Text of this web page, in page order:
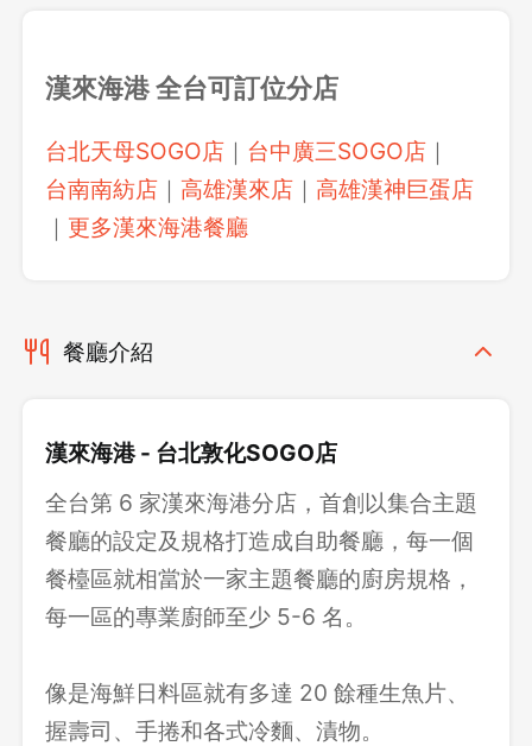
漢來海港 全台可訂位分店
台北天母SOGO店 ｜ 台中廣三SOGO店 ｜
台南南紡店 ｜高雄漢來店 ｜高雄漢神巨蛋店
｜ 更多漢來海港餐廳
餐廳介紹
漢來海港 - 台北敦化SOGO店
全台第 6 家漢來海港分店，首創以集合主題
餐廳的設定及規格打造成自助餐廳，每一個
餐檯區就相當於一家主題餐廳的廚房規格，
每一區的專業廚師至少 5-6 名。
像是海鮮日料區就有多達 20 餘種生魚片、
握壽司、手捲和各式冷麵、漬物。